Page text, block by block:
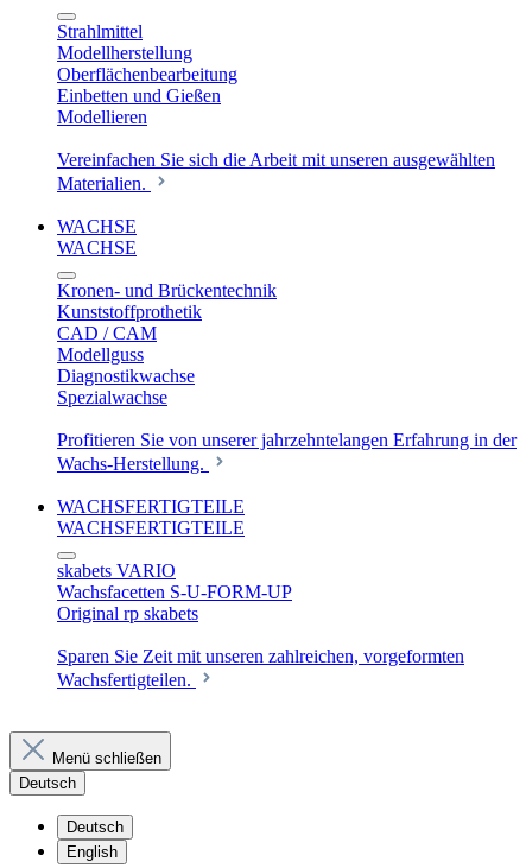
Strahlmittel
Modellherstellung
Oberflächenbearbeitung
Einbetten und Gießen
Modellieren
Vereinfachen Sie sich die Arbeit mit unseren ausgewählten
Materialien.
WACHSE
WACHSE
Kronen- und Brückentechnik
Kunststoffprothetik
CAD / CAM
Modellguss
Diagnostikwachse
Spezialwachse
Profitieren Sie von unserer jahrzehntelangen Erfahrung in der
Wachs-Herstellung.
WACHSFERTIGTEILE
WACHSFERTIGTEILE
skabets VARIO
Wachsfacetten S-U-FORM-UP
Original rp skabets
Sparen Sie Zeit mit unseren zahlreichen, vorgeformten
Wachsfertigteilen.
Menü schließen
Deutsch
Deutsch
English